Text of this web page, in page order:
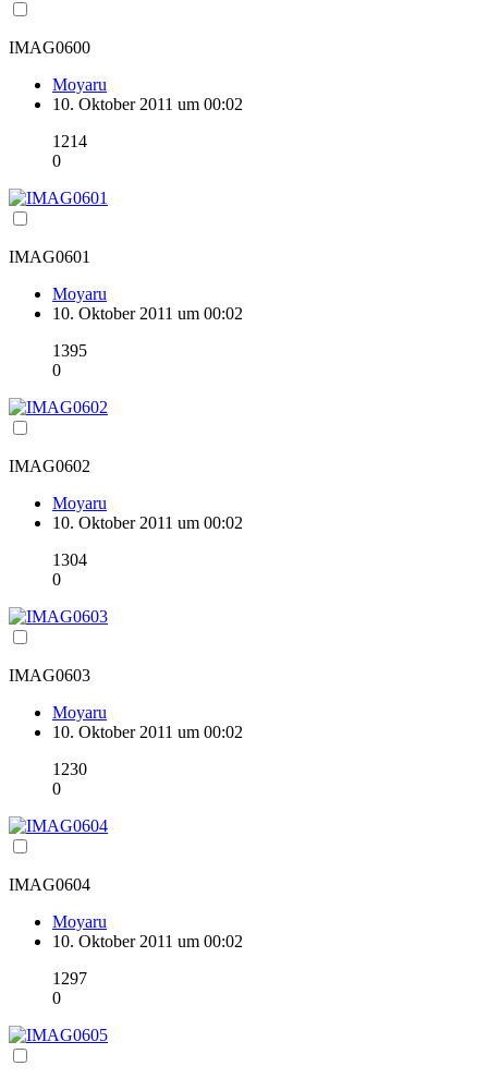
IMAG0600
Moyaru
10. Oktober 2011 um 00:02
1214
0
IMAG0601
Moyaru
10. Oktober 2011 um 00:02
1395
0
IMAG0602
Moyaru
10. Oktober 2011 um 00:02
1304
0
IMAG0603
Moyaru
10. Oktober 2011 um 00:02
1230
0
IMAG0604
Moyaru
10. Oktober 2011 um 00:02
1297
0